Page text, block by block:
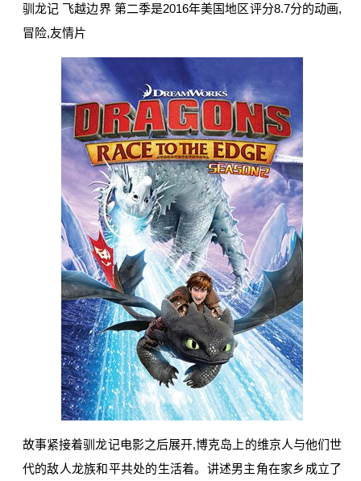
驯龙记 飞越边界 第二季是2016年美国地区评分8.7分的动画,
冒险,友情片
故事紧接着驯龙记电影之后展开,博克岛上的维京人与他们世
代的敌人龙族和平共处的生活着。讲述男主角在家乡成立了